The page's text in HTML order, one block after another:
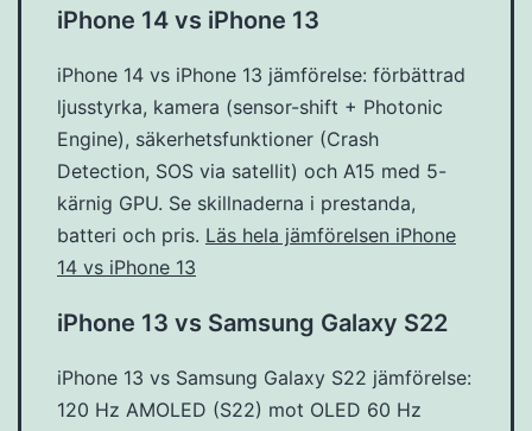
iPhone 14 vs iPhone 13
iPhone 14 vs iPhone 13 jämförelse: förbättrad
ljusstyrka, kamera (sensor-shift + Photonic
Engine), säkerhetsfunktioner (Crash
Detection, SOS via satellit) och A15 med 5-
kärnig GPU. Se skillnaderna i prestanda,
batteri och pris. Läs hela jämförelsen iPhone
14 vs iPhone 13
iPhone 13 vs Samsung Galaxy S22
iPhone 13 vs Samsung Galaxy S22 jämförelse:
120 Hz AMOLED (S22) mot OLED 60 Hz